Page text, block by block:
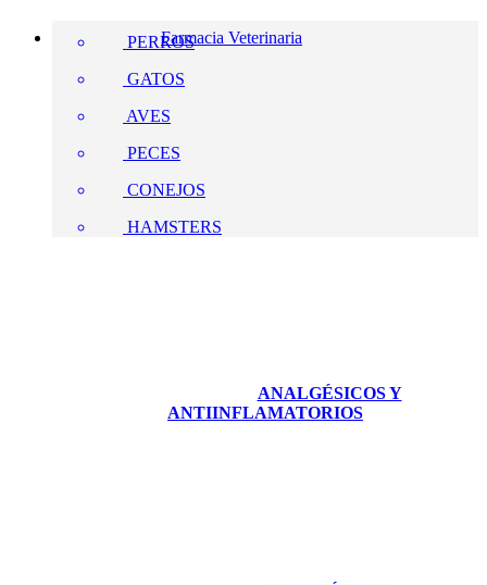
Farmacia Veterinaria
PERROS
GATOS
AVES
PECES
CONEJOS
HAMSTERS
ANALGÉSICOS Y
ANTIINFLAMATORIOS